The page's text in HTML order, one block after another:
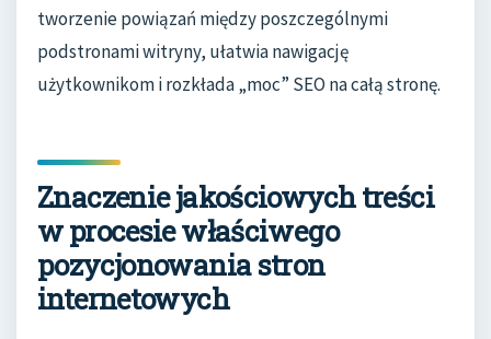
tworzenie powiązań między poszczególnymi
podstronami witryny, ułatwia nawigację
użytkownikom i rozkłada „moc” SEO na całą stronę.
Znaczenie jakościowych treści
w procesie właściwego
pozycjonowania stron
internetowych